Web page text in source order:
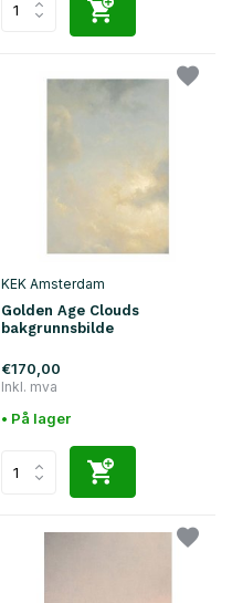
KEK Amsterdam
Golden Age Clouds
bakgrunnsbilde
€170,00
Inkl. mva
• På lager